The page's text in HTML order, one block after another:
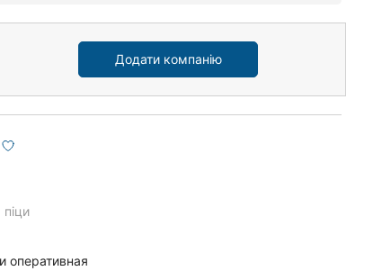
Додати компанію
оперативная